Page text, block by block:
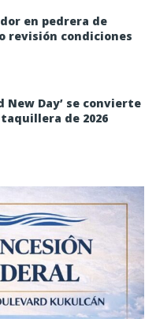
en pedrera de
revisión condiciones
New Day’ se convierte
de 2026